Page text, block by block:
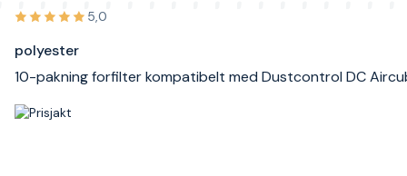
5,0
polyester
10-pakning forfilter kompatibelt med Dustcontrol DC